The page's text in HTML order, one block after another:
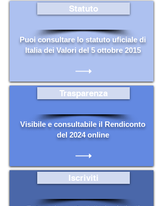
Statuto
Puoi consultare lo statuto uficiale di
Italia dei Valori del 5 ottobre 2015
Trasparenza
Visibile e consultabile il Rendiconto
del 2024 online
Iscriviti